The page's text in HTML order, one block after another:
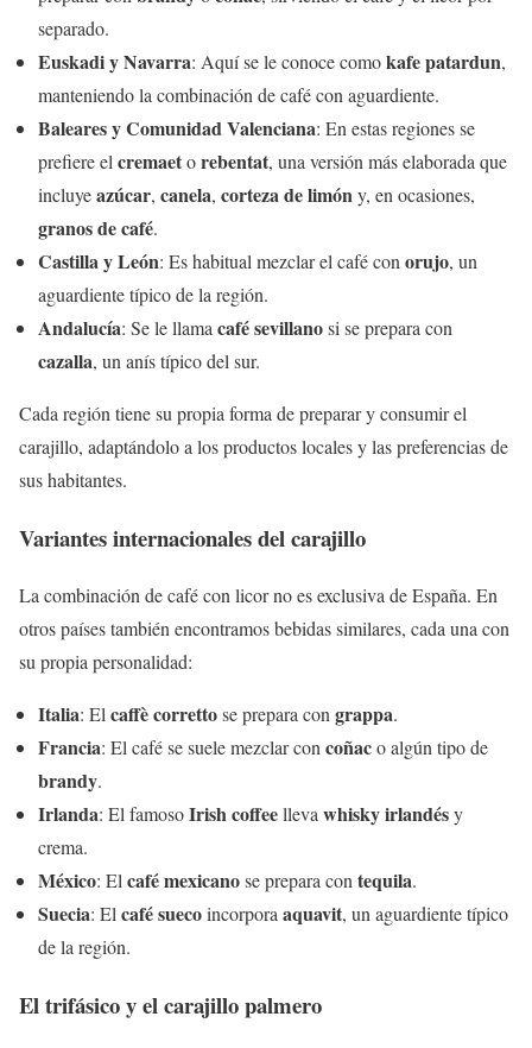
separado.
Euskadi y Navarra: Aquí se le conoce comokafe patardun,
manteniendo la combinación de café con aguardiente.
Baleares y Comunidad Valenciana: En estas regiones se
prefiere el cremaetorebentat, una versión más elaborada que
incluyeazúcar, canela, corteza de limóny, en ocasiones,
granos de café.
Castilla y León: Es habitual mezclar el café con orujo, un
aguardiente típico de la región.
Andalucía: Se le llama café sevillanosi se prepara con
cazalla, un anís típico del sur.
Cada región tiene su propia forma de preparar y consumir el
carajillo, adaptándolo a los productos locales y las preferencias de
sus habitantes.
Variantes internacionales del carajillo
La combinación de café con licor no es exclusiva de España. En
otros países también encontramos bebidas similares, cada una con
su propia personalidad:
Italia: Elcaffè correttose prepara congrappa.
Francia: El café se suele mezclar concoñaco algún tipo de
brandy.
Irlanda: El famosoIrish coffeellevawhisky irlandésy
crema.
México: Elcafé mexicanose prepara contequila.
Suecia: Elcafé suecoincorporaaquavit, un aguardiente típico
de la región.
El trifásico y el carajillo palmero